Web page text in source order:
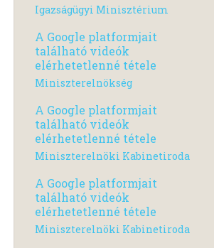
Igazságügyi Minisztérium
A Google platformjait
található videók
elérhetetlenné tétele
Miniszterelnökség
A Google platformjait
található videók
elérhetetlenné tétele
Miniszterelnöki Kabinetiroda
A Google platformjait
található videók
elérhetetlenné tétele
Miniszterelnöki Kabinetiroda